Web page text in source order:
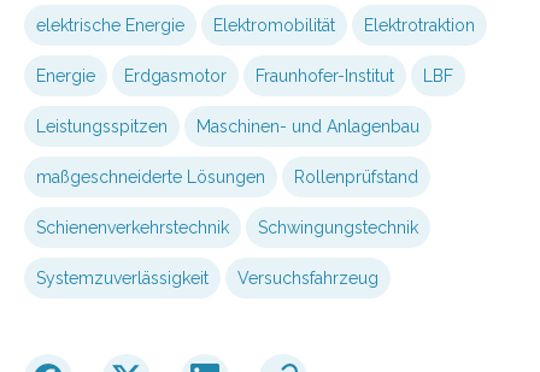
elektrische Energie Elektromobilität Elektrotraktion
Energie Erdgasmotor Fraunhofer-Institut LBF
Leistungsspitzen Maschinen- und Anlagenbau
maßgeschneiderte Lösungen Rollenprüfstand
Schienenverkehrstechnik Schwingungstechnik
Systemzuverlässigkeit Versuchsfahrzeug